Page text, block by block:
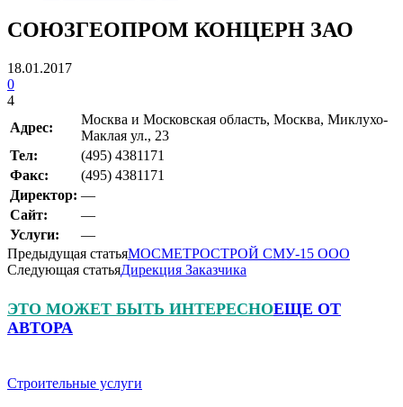
СОЮЗГЕОПРОМ КОНЦЕРН ЗАО
18.01.2017
0
4
Адрес:
Москва и Московская область, Москва, Миклухо-
Маклая ул., 23
Teл:
(495) 4381171
Факс:
(495) 4381171
Директор: —
Сайт:
—
Услуги:
—
Предыдущая статьяМОСМЕТРОСТРОЙ СМУ-15 ООО
Следующая статьяДирекция Заказчика
ЭТО МОЖЕТ БЫТЬ ИНТЕРЕСНОЕЩЕ ОТ
АВТОРА
Строительные услуги